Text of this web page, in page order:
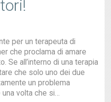
per un terapeuta di
che proclama di amare
Se all’interno di una terapia
che solo uno dei due
un problema
una volta che si…